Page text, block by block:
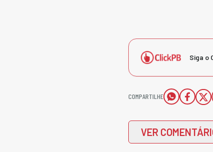
Siga o
COMPARTILHE
VER